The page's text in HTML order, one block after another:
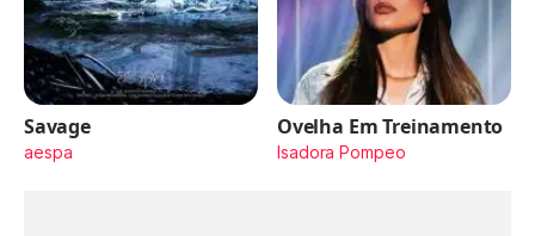
Savage
aespa
Ovelha Em Treinamento
Isadora Pompeo